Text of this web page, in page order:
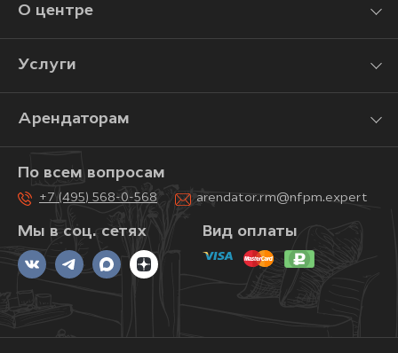
О центре
Услуги
Арендаторам
Мы в соц. сетях
По всем вопросам
+7 (495) 568-0-568 arendator.rm@nfpm.expert
Вид оплаты